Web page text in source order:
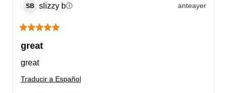
SB slizzy bⓘ anteayer
great
great
Traducir a Español